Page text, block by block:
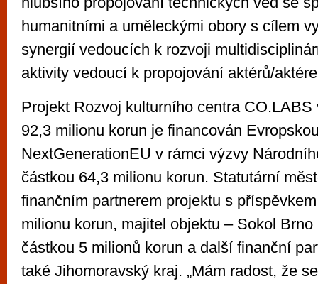
humanitními a uměleckými obory s cílem
synergií vedoucích k rozvoji
aktivity vedoucí k propojování aktérů/
Projekt Rozvoj kulturního centra CO.LABS
92,3 milionu korun je financován
NextGenerationEU v rámci výzvy
částkou 64,3 milionu korun. Statutární
finančním partnerem projektu s
milionu korun, majitel objektu – Sokol Brno
částkou 5 milionů korun a další finanční
také Jihomoravský kraj. „Mám radost, že